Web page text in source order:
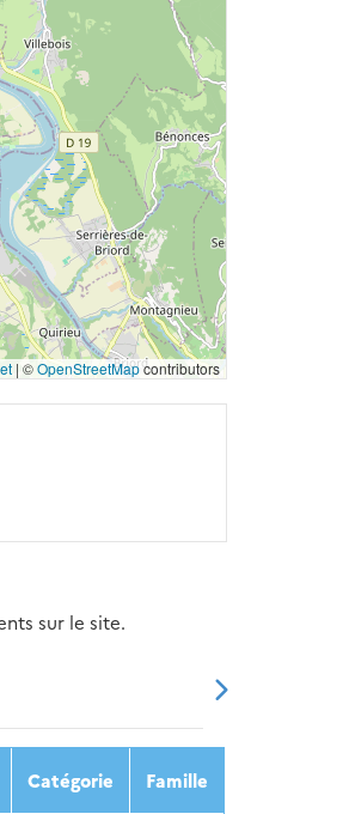
| ©OpenStreetMapcontributors
sur le site.
2022 2023
Catégorie Famille